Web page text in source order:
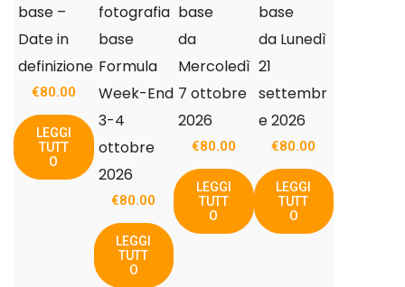
base –
Date in
definizione
€80.00
LEGGI
TUTT
O
fotografia
base
Formula
Week-End
3-4
ottobre
2026
€80.00
LEGGI
TUTT
O
base
da
Mercoledì
7 ottobre
2026
€80.00
LEGGI
TUTT
O
base
da Lunedì
21
settembr
e 2026
€80.00
LEGGI
TUTT
O